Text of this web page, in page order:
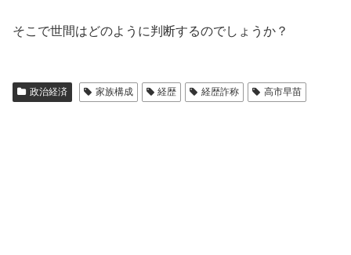
そこで世間はどのように判断するのでしょうか？
政治経済 家族構成 経歴 経歴詐称 高市早苗